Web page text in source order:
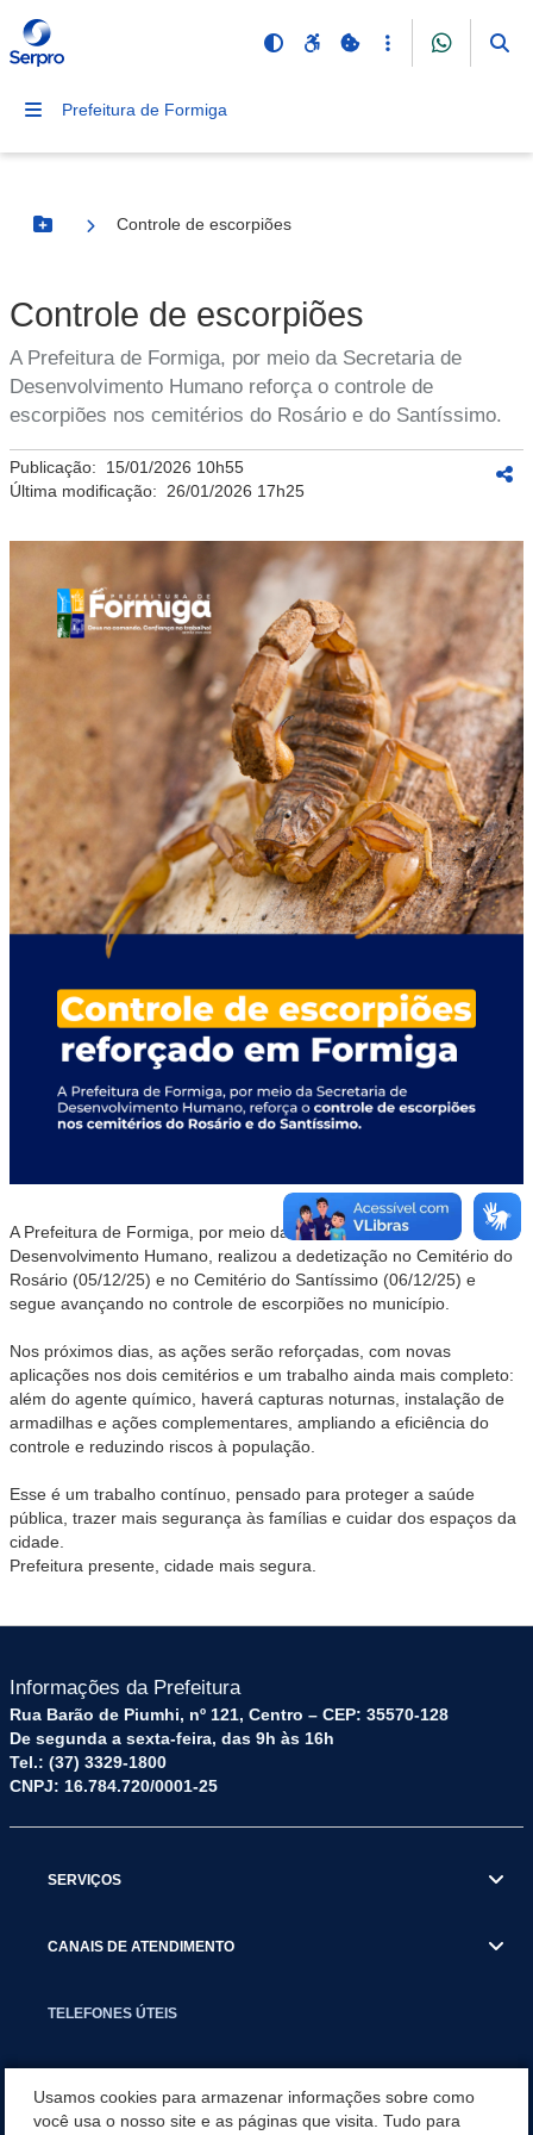
Prefeitura de Formiga
Botão Menu
Controle de escorpiões
Controle de escorpiões
A Prefeitura de Formiga, por meio da Secretaria de
Desenvolvimento Humano reforça o controle de
escorpiões nos cemitérios do Rosário e do Santíssimo.
Publicação: 15/01/2026 10h55
Última modificação: 26/01/2026 17h25
A Prefeitura de Formiga, por meio da Secretaria de
Desenvolvimento Humano, realizou a dedetização no Cemitério do
Rosário (05/12/25) e no Cemitério do Santíssimo (06/12/25) e
segue avançando no controle de escorpiões no município.
Nos próximos dias, as ações serão reforçadas, com novas
aplicações nos dois cemitérios e um trabalho ainda mais completo:
além do agente químico, haverá capturas noturnas, instalação de
armadilhas e ações complementares, ampliando a eficiência do
controle e reduzindo riscos à população.
Esse é um trabalho contínuo, pensado para proteger a saúde
pública, trazer mais segurança às famílias e cuidar dos espaços da
cidade.
Prefeitura presente, cidade mais segura.
Informações da Prefeitura
Rua Barão de Piumhi, nº 121, Centro – CEP: 35570-128
De segunda a sexta-feira, das 9h às 16h
Tel.: (37) 3329-1800
CNPJ: 16.784.720/0001-25
SERVIÇOS
CANAIS DE ATENDIMENTO
TELEFONES ÚTEIS
Usamos cookies para armazenar informações sobre como
você usa o nosso site e as páginas que visita. Tudo para